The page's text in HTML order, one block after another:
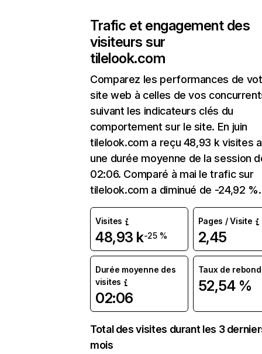
Trafic et engagement des
visiteurs sur
tilelook.com
Comparez les performances de
site web à celles de vos
suivant les indicateurs clés du
comportement sur le site. En juin
tilelook.com a reçu 48,93 k visites
une durée moyenne de la session
02:06. Comparé à mai le trafic sur
tilelook.com a diminué de -24,92 %.
Visites
48,93 k-25 %
Pages / Visite
2,45
Durée moyenne des
visites
02:06
Taux de rebond
52,54 %
Total des visites durant les 3
mois